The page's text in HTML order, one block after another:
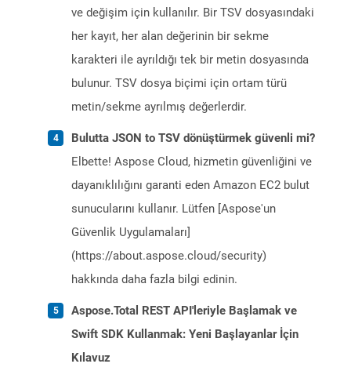
ve değişim için kullanılır. Bir TSV dosyasındaki
her kayıt, her alan değerinin bir sekme
karakteri ile ayrıldığı tek bir metin dosyasında
bulunur. TSV dosya biçimi için ortam türü
metin/sekme ayrılmış değerlerdir.
Bulutta JSON to TSV dönüştürmek güvenli mi?
Elbette! Aspose Cloud, hizmetin güvenliğini ve
dayanıklılığını garanti eden Amazon EC2 bulut
sunucularını kullanır. Lütfen [Aspose'un
Güvenlik Uygulamaları]
(https://about.aspose.cloud/security)
hakkında daha fazla bilgi edinin.
Aspose.Total REST API'leriyle Başlamak ve
Swift SDK Kullanmak: Yeni Başlayanlar İçin
Kılavuz